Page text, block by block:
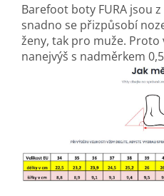
Barefoot boty FURA jsou
snadno se přizpůsobí
ženy, tak pro muže.
nanejvýš s nadměrkem